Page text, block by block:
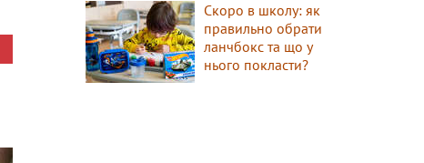
Скоро в школу: як
правильно обрати
ланчбокс та що у
нього покласти?